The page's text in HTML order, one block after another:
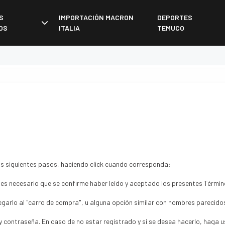
IMPORTACIÓN MACRON
ITALIA
DEPORTES
TEMUCO
siguientes pasos, haciendo click cuando corresponda:
necesario que se confirme haber leído y aceptado los presentes
al "carro de compra", u alguna opción similar con nombres
En caso de no estar registrado y si se desea hacerlo, haga